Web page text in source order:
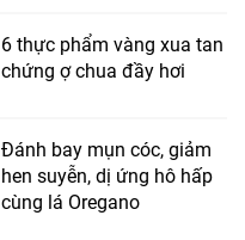
6 thực phẩm vàng xua tan
chứng ợ chua đầy hơi
Đánh bay mụn cóc, giảm
hen suyễn, dị ứng hô hấp
cùng lá Oregano